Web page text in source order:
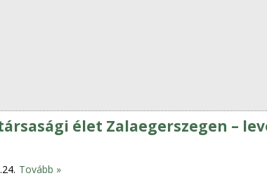
élet Zalaegerszegen –
Tovább »